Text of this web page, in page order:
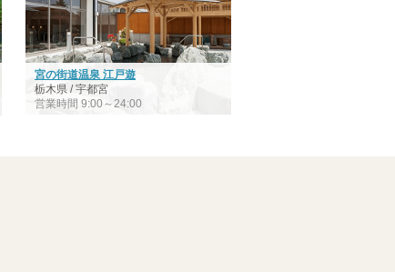
宮の街道温泉 江戸遊
栃木県 / 宇都宮
営業時間 9:00～24:00